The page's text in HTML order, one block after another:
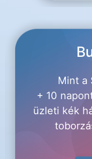
Mint a
+ 10
üzleti kék